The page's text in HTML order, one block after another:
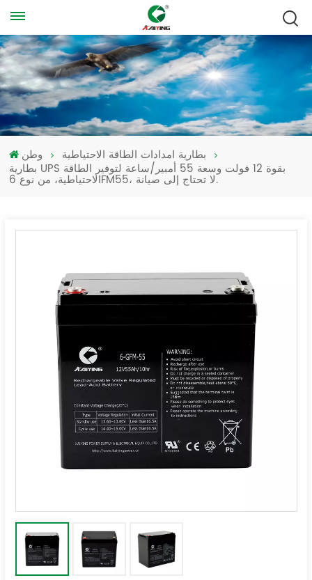
وطن
بطارية امدادات الطاقة الاحتياطية
بطارية UPS بقوة 12 فولت وسعة 55 أمبير/ساعة لتوفير الطاقة
الاحتياطية، من نوع 6FM55، لا تحتاج إلى صيانة.